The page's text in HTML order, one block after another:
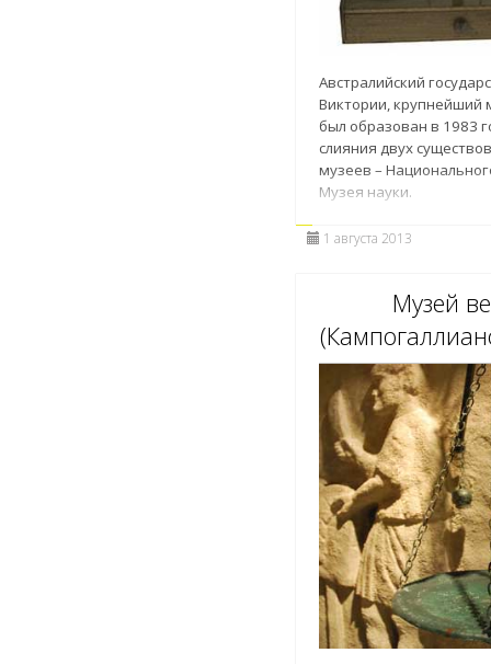
Австралийский
Виктории, крупнейший
был образован в 1983
слияния двух
музеев –
Музея науки.
1 августа 2013
Музей